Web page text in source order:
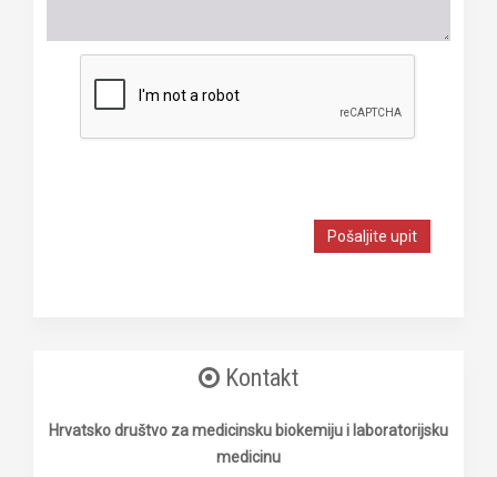
Pošaljite upit
Kontakt
Hrvatsko društvo za medicinsku biokemiju i laboratorijsku
medicinu